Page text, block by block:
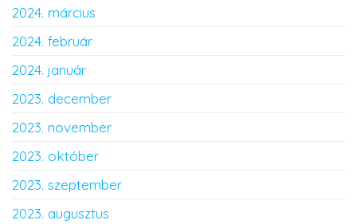
2024. március
2024. február
2024. január
2023. december
2023. november
2023. október
2023. szeptember
2023. augusztus